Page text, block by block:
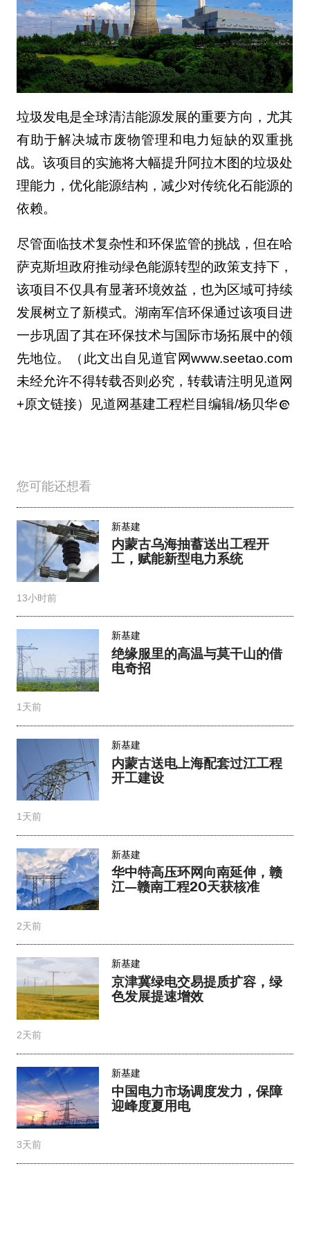
垃圾发电是全球清洁能源发展的重要方向，尤其
有助于解决城市废物管理和电力短缺的双重挑
战。该项目的实施将大幅提升阿拉木图的垃圾处
理能力，优化能源结构，减少对传统化石能源的
依赖。
尽管面临技术复杂性和环保监管的挑战，但在哈
萨克斯坦政府推动绿色能源转型的政策支持下，
该项目不仅具有显著环境效益，也为区域可持续
发展树立了新模式。湖南军信环保通过该项目进
一步巩固了其在环保技术与国际市场拓展中的领
先地位。（此文出自见道官网www.seetao.com
未经允许不得转载否则必究，转载请注明见道网
+原文链接）见道网基建工程栏目编辑/杨贝华
您可能还想看
新基建
内蒙古乌海抽蓄送出工程开
工，赋能新型电力系统
13小时前
新基建
绝缘服里的高温与莫干山的借
电奇招
1天前
新基建
内蒙古送电上海配套过江工程
开工建设
1天前
新基建
华中特高压环网向南延伸，赣
江—赣南工程20天获核准
2天前
新基建
京津冀绿电交易提质扩容，绿
色发展提速增效​
2天前
新基建
中国电力市场调度发力，保障
迎峰度夏用电
3天前